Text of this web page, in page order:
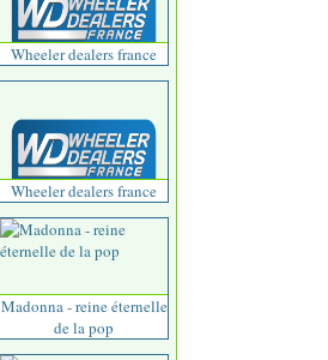
Wheeler dealers france
Wheeler dealers france
Madonna - reine éternelle
de la pop